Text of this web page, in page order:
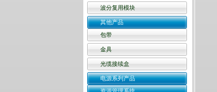
波分复用模块
其他产品
包带
金具
光缆接续盒
电源系列产品